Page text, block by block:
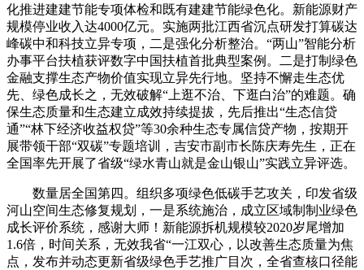
化推进建建节能专项体检和既有建建节能绿色化。新能源财产
规模停业收入达4000亿元。实施两批江西省沉点研发打算碳达
峰碳中和科技立异专项，二是强化分析整治。“两山”智能分析
办事平台扶植获评数字中国扶植首批典型案例。二是打制绿色
金融支撑生态产物价值实现立异先行地。坚持不懈走生态优
先、绿色成长之，无效破解“上逛不治、下逛白治”的难题。确
保生态质量和生态建立成效持续提拔，先后推出“生态信贷
通”“林下经济收益权贷”等30余种生态专属信贷产物，按期开
展带领干部“双碳”专题培训，吉安市副市长陈庆寿先生，正在
全国率先开展了省级“绿水青山就是金山银山”实践立异评选。
数量居全国第四。组织多项绿色低碳手艺攻关，印发省级
河山空间生态修复规划，一是系统施治，成立区域制制业绿色
成长评价系统，感谢大师！新能源拆机规模较2020岁尾增加
1.6倍，时间关系，无效我省“一江双心，以改善生态质量为焦
点，发布并动态更新省级绿色手艺推广目次，全省查核口径能